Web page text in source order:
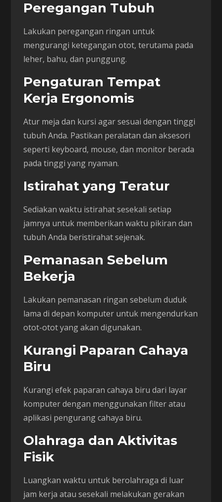
Peregangan Tubuh
Lakukan peregangan ringan untuk
mengurangi ketegangan otot, terutama pada
leher, bahu, dan punggung.
Pengaturan Tempat
Kerja Ergonomis
Atur meja dan kursi agar sesuai dengan tinggi
tubuh Anda. Pastikan peralatan dan aksesori
seperti keyboard, mouse, dan monitor berada
pada tinggi yang nyaman.
Istirahat yang Teratur
Sediakan waktu istirahat sesekali setiap
jamnya untuk memberikan waktu pikiran dan
tubuh Anda beristirahat sejenak.
Pemanasan Sebelum
Bekerja
Lakukan pemanasan ringan sebelum duduk
lama di depan komputer untuk mengendurkan
otot-otot yang akan digunakan.
Kurangi Paparan Cahaya
Biru
Kurangi efek paparan cahaya biru dari layar
komputer dengan menggunakan filter atau
aplikasi pengurang cahaya biru.
Olahraga dan Aktivitas
Fisik
Luangkan waktu untuk berolahraga di luar
jam kerja atau sesekali melakukan gerakan